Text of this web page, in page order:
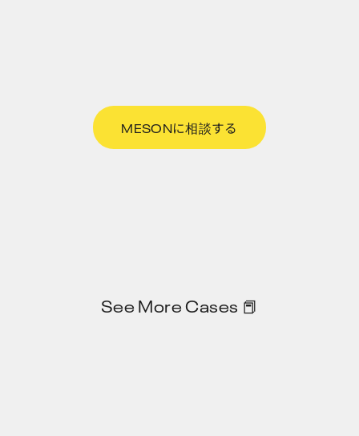
MESONに相談する
See More Cases 📕